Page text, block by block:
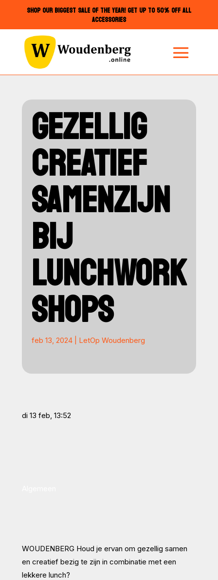
SHOP OUR BIGGEST SALE OF THE YEAR! GET UP TO 50% OFF ALL
ACCESSORIES
GEZELLIG
CREATIEF
SAMENZIJN
BIJ
LUNCHWORK
SHOPS
feb 13, 2024| LetOp Woudenberg
di 13 feb, 13:52
WOUDENBERG Houd je ervan om gezellig samen
en creatief bezig te zijn in combinatie met een
lekkere lunch?